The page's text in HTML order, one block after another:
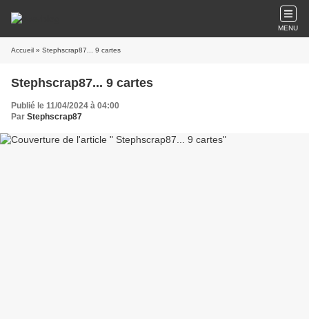
MENU
Accueil » Stephscrap87... 9 cartes
Stephscrap87... 9 cartes
Publié le 11/04/2024 à 04:00
Par Stephscrap87